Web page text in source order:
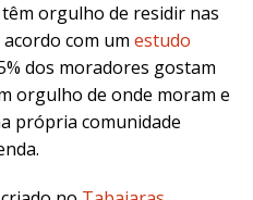
orgulho de residir nas
com um estudo
dos moradores gostam
orgulho de onde moram e
própria comunidade